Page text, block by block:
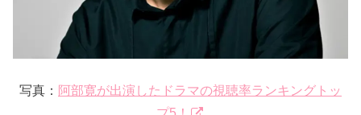
写真： 阿部寛が出演したドラマの視聴率ランキングトッ